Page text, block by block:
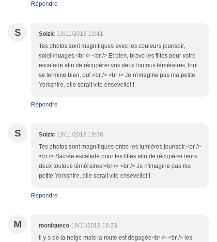
Répondre
S Soizic 19/11/2018 19:41
Tes photos sont magnifiques avec les couleurs jour/soir,
soleil/nuages.<br /> <br /> Et bien, bravo les filles pour votre
escalade afin de récupérer vos deux toutous téméraires, tout
se termine bien, ouf.<br /> <br /> Je n'imagine pas ma petite
Yorkshire, elle serait vite ensevelie!!!
Répondre
S Soizic 19/11/2018 19:36
Tes photos sont magnifiques entre les lumières jour/soir.<br />
<br /> Sacrée escalade pour tes filles afin de récupérer leurs
deux toutous téméraires!<br /> <br /> Je n'imagine pas ma
petite Yorkshire, elle serait vite ensevelie!!!
Répondre
M moniqueco 19/11/2018 16:23
il y a de la neige mais la route est dégagée<br /> <br /> les